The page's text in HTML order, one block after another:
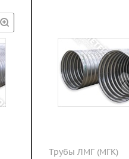
Трубы ЛМГ (МГК)